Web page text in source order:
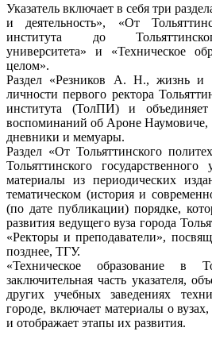
Указатель включает в себя три
и деятельность», «От
института до
университета» и «Техническое
целом».
Раздел «Резников А. Н., жизнь и
личности первого ректора
института (ТолПИ) и
воспоминаний об Ароне Наумовиче,
дневники и мемуары.
Раздел «От Тольяттинского
Тольяттинского государственного
материалы из периодических
тематическом (история и
(по дате публикации) порядке,
развития ведущего вуза города
«Ректоры и преподаватели»,
позднее, ТГУ.
«Техническое образование
заключительная часть указателя,
других учебных заведениях
городе, включает материалы о
и отображает этапы их развития.